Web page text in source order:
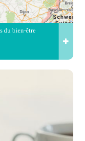
du bien-être